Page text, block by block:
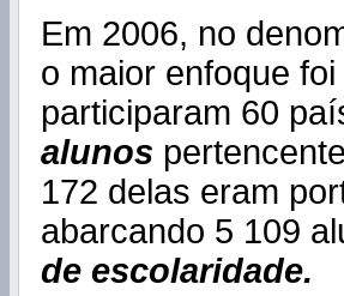
Em 2006, no
o maior enfoque
participaram 60
alunos
172 delas eram
abarcando 5 109
de escolaridade.